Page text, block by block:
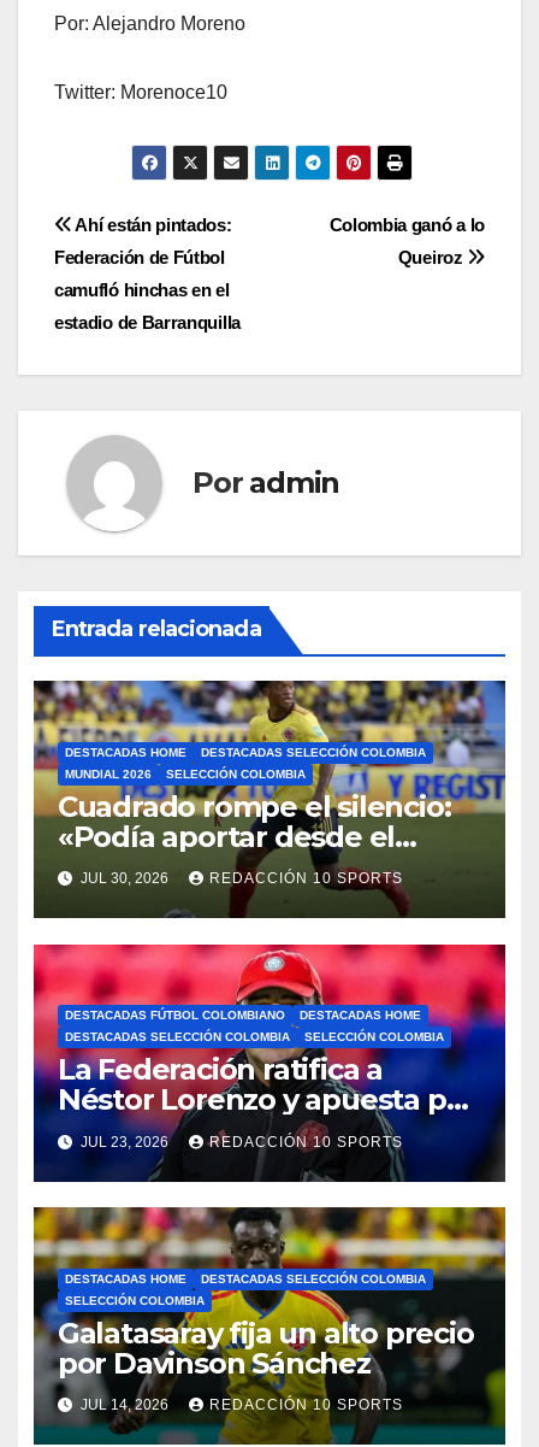
Por: Alejandro Moreno
Twitter: Morenoce10
Colombia ganó a lo
Queiroz
Ahí están pintados:
Federación de Fútbol
camufló hinchas en el
estadio de Barranquilla
Por admin
Entrada relacionada
DESTACADAS HOME
DESTACADAS SELECCIÓN COLOMBIA
MUNDIAL 2026
SELECCIÓN COLOMBIA
Cuadrado rompe el silencio:
«Podía aportar desde el
liderazgo»
JUL 30, 2026 REDACCIÓN 10 SPORTS
DESTACADAS FÚTBOL COLOMBIANO
DESTACADAS HOME
DESTACADAS SELECCIÓN COLOMBIA
SELECCIÓN COLOMBIA
La Federación ratifica a
Néstor Lorenzo y apuesta por
la continuidad
JUL 23, 2026 REDACCIÓN 10 SPORTS
DESTACADAS HOME
DESTACADAS SELECCIÓN COLOMBIA
SELECCIÓN COLOMBIA
Galatasaray fija un alto precio
por Davinson Sánchez
JUL 14, 2026 REDACCIÓN 10 SPORTS